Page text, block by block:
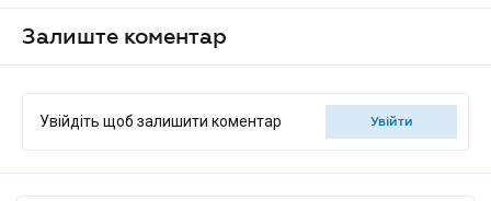
Залиште коментар
Увійдіть щоб залишити коментар увійти